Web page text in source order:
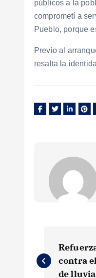
públicos a la
comprometí a
Pueblo, porque
Previo al
resalta la
a
contra
de